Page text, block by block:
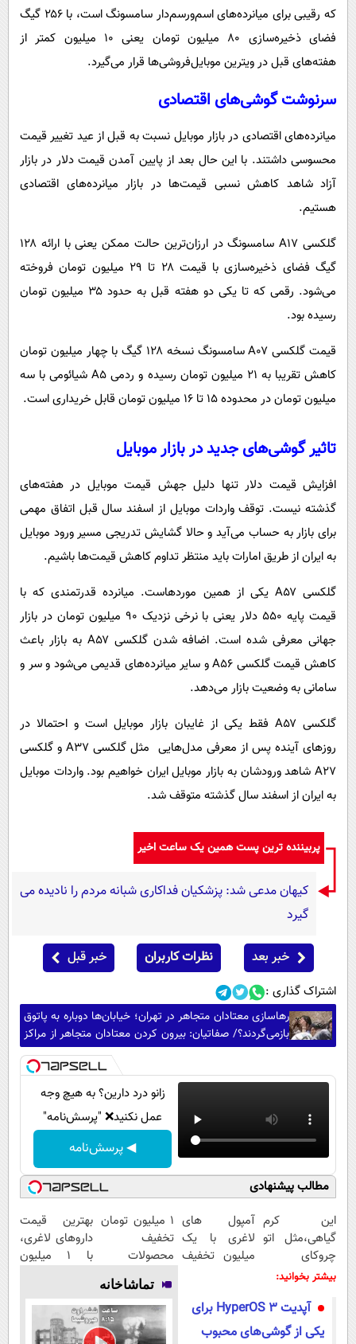
که رقیبی برای میانرده‌های اسم‌ورسم‌دار سامسونگ است، با ۲۵۶ گیگ
فضای ذخیره‌سازی ۸۰ میلیون تومان یعنی ۱۰ میلیون کمتر از
هفته‌های قبل در ویترین موبایل‌فروشی‌ها قرار می‌گیرد.
سرنوشت گوشی‌های اقتصادی
میانرده‌های اقتصادی در بازار موبایل نسبت به قبل از عید تغییر قیمت
محسوسی داشتند. با این حال بعد از پایین آمدن قیمت دلار در بازار
آزاد شاهد کاهش نسبی قیمت‌ها در بازار میانرده‌های اقتصادی
هستیم.
گلکسی A۱۷ سامسونگ در ارزان‌ترین حالت ممکن یعنی با ارائه ۱۲۸
گیگ فضای ذخیره‌سازی با قیمت ۲۸ تا ۲۹ میلیون تومان فروخته
می‌شود. رقمی که تا یکی دو هفته قبل به حدود ۳۵ میلیون تومان
رسیده بود.
قیمت گلکسی A۰۷ سامسونگ نسخه ۱۲۸ گیگ با چهار میلیون تومان
کاهش تقریبا به ۲۱ میلیون تومان رسیده و ردمی A۵ شیائومی با سه
میلیون تومان در محدوده ۱۵ تا ۱۶ میلیون تومان قابل خریداری است.
تاثیر گوشی‌های جدید در بازار موبایل
افزایش قیمت دلار تنها دلیل جهش قیمت موبایل در هفته‌های
گذشته نیست. توقف واردات موبایل از اسفند سال قبل اتفاق مهمی
برای بازار به حساب می‌آید و حالا گشایش تدریجی مسیر ورود موبایل
به ایران از طریق امارات باید منتظر تداوم کاهش قیمت‌ها باشیم.
گلکسی A۵۷ یکی از همین موردهاست. میانرده قدرتمندی که با
قیمت پایه ۵۵۰ دلار یعنی با نرخی نزدیک ۹۰ میلیون تومان در بازار
جهانی معرفی شده است. اضافه شدن گلکسی A۵۷ به بازار باعث
کاهش قیمت گلکسی A۵۶ و سایر میانرده‌های قدیمی می‌شود و سر و
سامانی به وضعیت بازار می‌دهد.
گلکسی A۵۷ فقط یکی از غایبان بازار موبایل است و احتمالا در
روزهای آینده پس از معرفی مدل‌هایی مثل گلکسی A۳۷ و گلکسی
A۲۷ شاهد ورودشان به بازار موبایل ایران خواهیم بود. واردات موبایل
به ایران از اسفند سال گذشته متوقف شد.
پربیننده ترین پست همین یک ساعت اخیر
کیهان مدعی شد: پزشکیان فداکاری شبانه مردم را نادیده می
گیرد
خبر بعد نظرات کاربران خبر قبل
اشتراک گذاری :
رهاسازی معتادان متجاهر در تهران؛ خیابان‌ها دوباره به پاتوق
بازمی‌گردند؟/ صفاتیان: بیرون کردن معتادان متجاهر از مراکز
فقط یک بهانه است
زانو درد دارین؟ به هیچ وجه
عمل نکنید❌ "پرسش‌نامه"
◀ پرسش‌نامه
مطالب پیشنهادی
این کرم
گیاهی،مثل اتو
چروکای
پوستتوصاف
آمپول های
لاغری با یک
میلیون تخفیف
معتبر
۱ میلیون تومان
تخفیف
محصولات
لاغری؛ یک قدم
نزدیک‌تر به
شروع کاهش
وزن
بهترین قیمت
داروهای لاغری،
با ۱ میلیون
بیشتر بخوانید:
آپدیت HyperOS 3 برای
یکی از گوشی‌های محبوب
تماشاخانه